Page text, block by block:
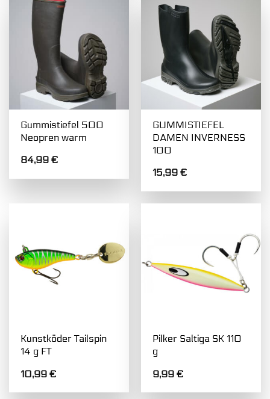
Gummistiefel 500
Neopren warm
84,99€
GUMMISTIEFEL
DAMEN INVERNESS
100
15,99€
Kunstköder Tailspin
14 g FT
10,99€
Pilker Saltiga SK 110
g
9,99€